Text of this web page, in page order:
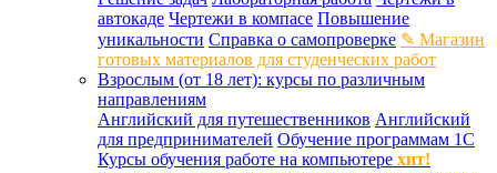
автокаде Чертежи в компасе Повышение
уникальности Справка о самопроверке ✎ Магазин
готовых материалов для студенческих работ
Взрослым (от 18 лет): курсы по различным
направлениям
Английский для путешественников Английский
для предпринимателей Обучение программам 1С
Курсы обучения работе на компьютере хит!